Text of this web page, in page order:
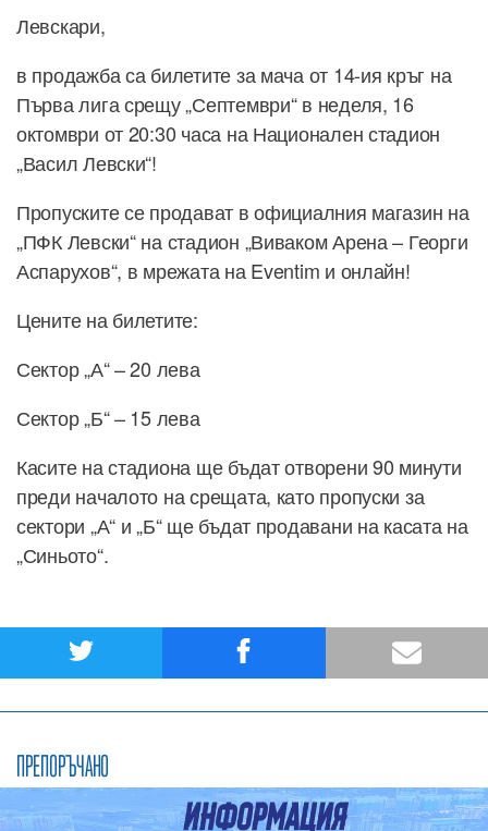
Левскари,
в продажба са билетите за мача от 14-ия кръг на
Първа лига срещу „Септември“ в неделя, 16
октомври от 20:30 часа на Национален стадион
„Васил Левски“!
Пропуските се продават в официалния магазин на
„ПФК Левски“ на стадион „Виваком Арена – Георги
Аспарухов“, в мрежата на Eventim и онлайн!
Цените на билетите:
Сектор „А“ – 20 лева
Сектор „Б“ – 15 лева
Касите на стадиона ще бъдат отворени 90 минути
преди началото на срещата, като пропуски за
сектори „А“ и „Б“ ще бъдат продавани на касата на
„Синьото“.
ПРЕПОРЪЧАНО